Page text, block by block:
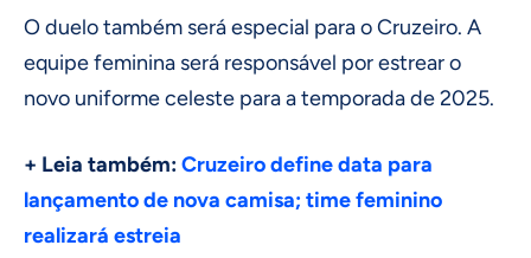
O duelo também será especial para o Cruzeiro. A
equipe feminina será responsável por estrear o
novo uniforme celeste para a temporada de 2025.
+ Leia também:Cruzeiro define data para
lançamento de nova camisa; time feminino
realizará estreia